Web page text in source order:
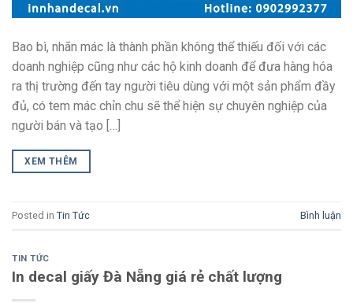
Bao bì, nhãn mác là thành phần không thể thiếu đối với các
doanh nghiệp cũng như các hộ kinh doanh để đưa hàng hóa
ra thị trường đến tay người tiêu dùng với một sản phẩm đầy
đủ, có tem mác chỉn chu sẽ thể hiện sự chuyên nghiệp của
người bán và tạo […]
XEM THÊM
Posted in Tin Tức Bình luận
TIN TỨC
In decal giấy Đà Nẵng giá rẻ chất lượng